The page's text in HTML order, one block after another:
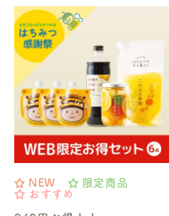
NEW
限定商品
おすすめ